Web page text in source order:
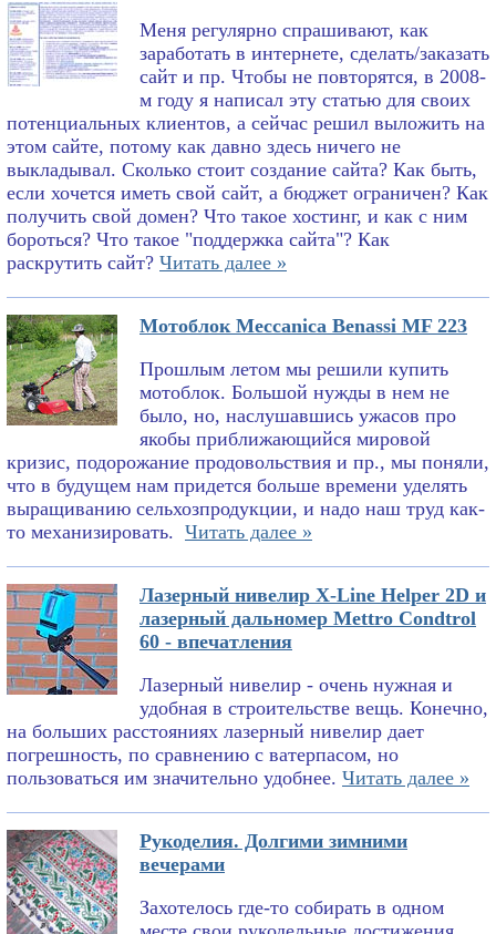
Меня регулярно спрашивают, как
заработать в интернете, сделать/заказать
сайт и пр. Чтобы не повторятся, в 2008-
м году я написал эту статью для своих
потенциальных клиентов, а сейчас решил выложить на
этом сайте, потому как давно здесь ничего не
выкладывал. Сколько стоит создание сайта? Как быть,
если хочется иметь свой сайт, а бюджет ограничен? Как
получить свой домен? Что такое хостинг, и как с ним
бороться? Что такое "поддержка сайта"? Как
раскрутить сайт? Читать далее »
Мотоблок Meccanica Benassi MF 223
Прошлым летом мы решили купить
мотоблок. Большой нужды в нем не
было, но, наслушавшись ужасов про
якобы приближающийся мировой
кризис, подорожание продовольствия и пр., мы поняли,
что в будущем нам придется больше времени уделять
выращиванию сельхозпродукции, и надо наш труд как-
то механизировать. Читать далее »
Лазерный нивелир X-Line Helper 2D и
лазерный дальномер Mettro Condtrol
60 - впечатления
Лазерный нивелир - очень нужная и
удобная в строительстве вещь. Конечно,
на больших расстояниях лазерный нивелир дает
погрешность, по сравнению с ватерпасом, но
пользоваться им значительно удобнее. Читать далее »
Рукоделия. Долгими зимними
вечерами
Захотелось где-то собирать в одном